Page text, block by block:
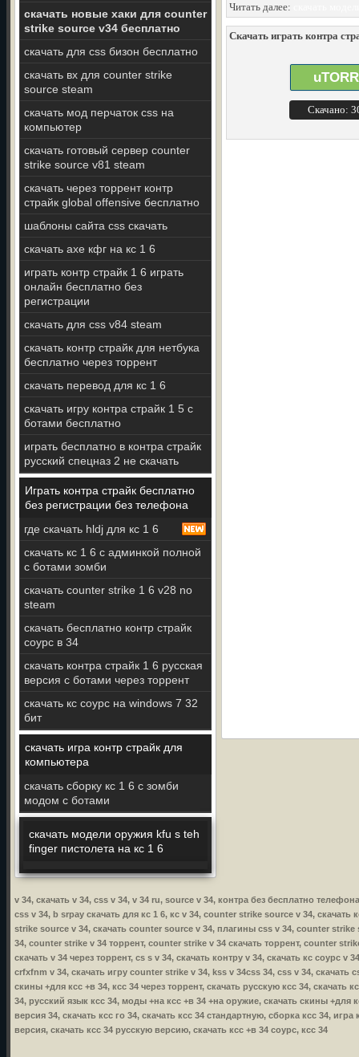
скачать новые хаки для counter
strike source v34 бесплатно
скачать для css бизон бесплатно
скачать вх для counter strike
source steam
скачать мод перчаток css на
компьютер
скачать готовый сервер counter
strike source v81 steam
скачать через торрент контр
страйк global offensive бесплатно
шаблоны сайта css скачать
скачать axe кфг на кс 1 6
играть контр страйк 1 6 играть
онлайн бесплатно без
регистрации
скачать для css v84 steam
скачать контр страйк для нетбука
бесплатно через торрент
скачать перевод для кс 1 6
скачать игру контра страйк 1 5 с
ботами бесплатно
играть бесплатно в контра страйк
русский спецназ 2 не скачать
Играть контра страйк бесплатно
без регистрации без телефона
где скачать hldj для кс 1 6
скачать кс 1 6 с админкой полной
с ботами зомби
скачать counter strike 1 6 v28 no
steam
скачать бесплатно контр страйк
соурс в 34
скачать контра страйк 1 6 русская
версия с ботами через торрент
скачать кс соурс на windows 7 32
бит
скачать игра контр страйк для
компьютера
скачать сборку кс 1 6 с зомби
модом с ботами
скачать модели оружия kfu s teh
finger пистолета на кс 1 6
Читать далее:
Скачать играть контра
Скачано:
v 34, скачать v 34, css v 34, v 34 ru, source v 34, контра без бесплатно
css v 34, b srpay скачать для кс 1 6, кс v 34, counter strike source v 34,
strike source v 34, скачать counter source v 34, плагины css v 34, counter strike
34, counter strike v 34 торрент, counter strike v 34 скачать торрент, counter
скачать v 34 через торрент, cs s v 34, скачать контру v 34, скачать кс соурс
crfxfnm v 34, скачать игру counter strike v 34, kss v 34css 34, css v 34, скачать
скины +для ксс +в 34, ксс 34 через торрент, скачать русскую ксс 34, скачать
34, русский язык ксс 34, моды +на ксс +в 34 +на оружие, скачать скины +для
версия 34, скачать ксс го 34, скачать ксс 34 стандартную, сборка ксс 34,
версия, скачать ксс 34 русскую версию, скачать ксс +в 34 соурс, ксс 34